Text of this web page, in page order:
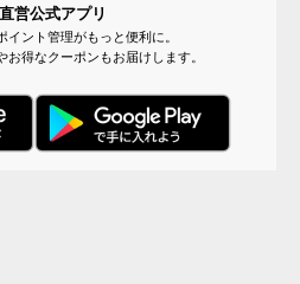
営公式アプリ
イント管理がもっと便利に。
お得なクーポンもお届けします。